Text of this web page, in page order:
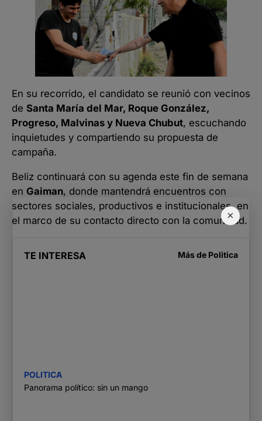
×
En su recorrido, el candidato se reunió con vecinos
de Santa María del Mar, Roque González,
Progreso, Malvinas y Nueva Chubut, escuchando
inquietudes y compartiendo su propuesta de
campaña.
Beliz continuará con su agenda este fin de semana
en Gaiman, donde mantendrá encuentros con
sectores sociales, productivos e institucionales, en
el marco de su contacto directo con la comunidad.
TE INTERESA Más de Politica
POLITICA
Panorama político: sin un mango